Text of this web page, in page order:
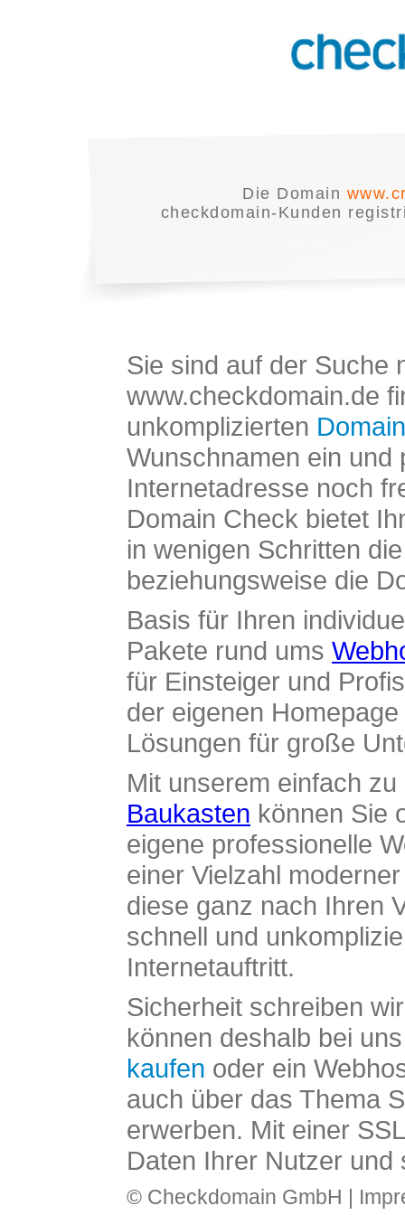
Die Domain
checkdomain-Kunden
Sie sind auf der Suche
www.checkdomain.de
unkomplizierten
Wunschnamen ein und
Internetadresse noch
Domain Check bietet
in wenigen Schritten
beziehungsweise die
Basis für Ihren
Pakete rund ums
für Einsteiger und
der eigenen
Lösungen für große
Mit unserem einfach
Baukasten können Sie
eigene professionelle
einer Vielzahl
diese ganz nach Ihren
schnell und
Internetauftritt.
Sicherheit schreiben
können deshalb bei
kaufen oder ein
auch über das Thema
erwerben. Mit einer
Daten Ihrer Nutzer und
© Checkdomain GmbH |